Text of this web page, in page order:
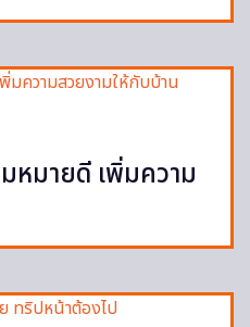
หมายดี เพิ่มความ